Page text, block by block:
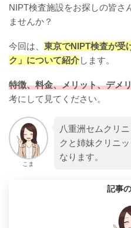
NIPT検査施設をお探しの皆さ
ませんか？
今回は、 東京でNIPT検査が受
ク」について紹介します。
特徴、料金、メリット、デメ
考にして見てください。
こま
八重洲セムクリ
クと姉妹クリニ
なります。
記事